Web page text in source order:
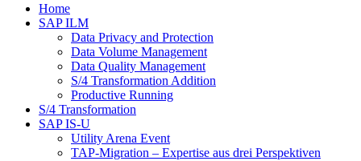
Home
SAP ILM
Data Privacy and Protection
Data Volume Management
Data Quality Management
S/4 Transformation Addition
Productive Running
S/4 Transformation
SAP IS-U
Utility Arena Event
TAP-Migration – Expertise aus drei Perspektiven